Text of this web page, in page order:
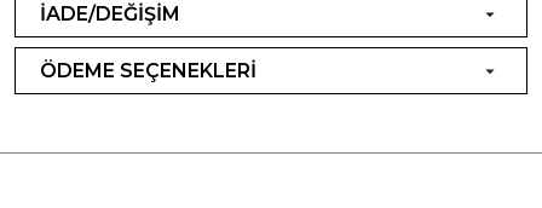
İADE/DEĞİŞİM
ÖDEME SEÇENEKLERİ